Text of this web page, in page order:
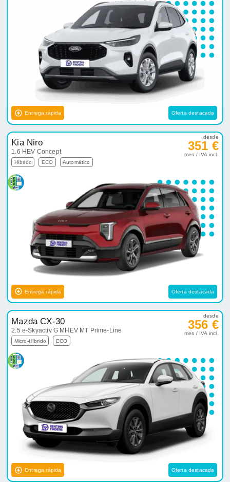
Entrega rápida Oferta destacada
Kia Niro
1.6 HEV Concept
Híbrido ECO Automático
desde
351 €
mes / IVA incl.
Entrega rápida Oferta destacada
Mazda CX-30
2.5 e-Skyactiv G MHEV MT Prime-Line
Micro-Híbrido ECO
desde
356 €
mes / IVA incl.
Entrega rápida Oferta destacada